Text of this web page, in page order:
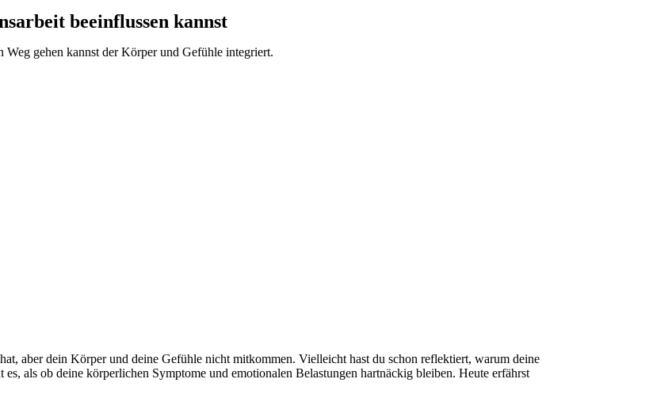
beeinflussen kannst
gehen kannst der Körper und Gefühle integriert.
aber dein Körper und deine Gefühle nicht mitkommen. Vielleicht hast du schon reflektiert, warum deine
als ob deine körperlichen Symptome und emotionalen Belastungen hartnäckig bleiben. Heute erfährst